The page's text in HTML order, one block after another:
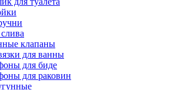
клапаны
для ванны
для биде
для раковин